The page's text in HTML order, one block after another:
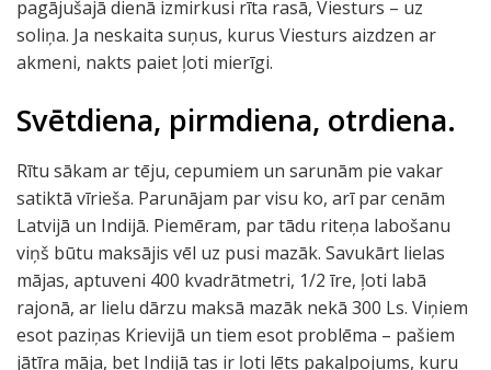
pagājušajā dienā izmirkusi rīta rasā, Viesturs – uz
soliņa. Ja neskaita suņus, kurus Viesturs aizdzen ar
akmeni, nakts paiet ļoti mierīgi.
Svētdiena, pirmdiena, otrdiena.
Rītu sākam ar tēju, cepumiem un sarunām pie vakar
satiktā vīrieša. Parunājam par visu ko, arī par cenām
Latvijā un Indijā. Piemēram, par tādu riteņa labošanu
viņš būtu maksājis vēl uz pusi mazāk. Savukārt lielas
mājas, aptuveni 400 kvadrātmetri, 1/2 īre, ļoti labā
rajonā, ar lielu dārzu maksā mazāk nekā 300 Ls. Viņiem
esot paziņas Krievijā un tiem esot problēma – pašiem
jātīra māja, bet Indijā tas ir ļoti lēts pakalpojums, kuru